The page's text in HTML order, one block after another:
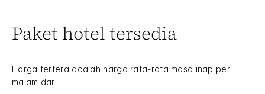
Paket hotel tersedia
Harga tertera adalah harga rata-rata masa inap per
malam dari